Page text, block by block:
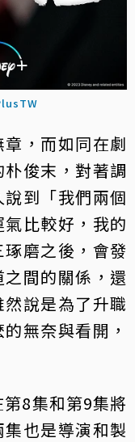
，而如同在劇
俊末，對著調
到「我們兩個
比較好，我的
磨之後，會發
間的關係，還
說是為了升職
無奈與看開，
8集和第9集將
也是導演和製